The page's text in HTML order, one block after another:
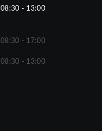
08:30 - 13:00
08:30 - 17:00
08:30 - 13:00